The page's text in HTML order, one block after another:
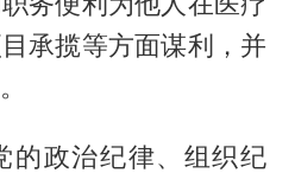
承揽等方面谋利，并
的政治纪律、组织纪